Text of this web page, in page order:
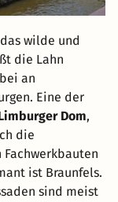
wilde und
die Lahn
an
Eine der
Dom,
die
ist Braunfels.
sind meist